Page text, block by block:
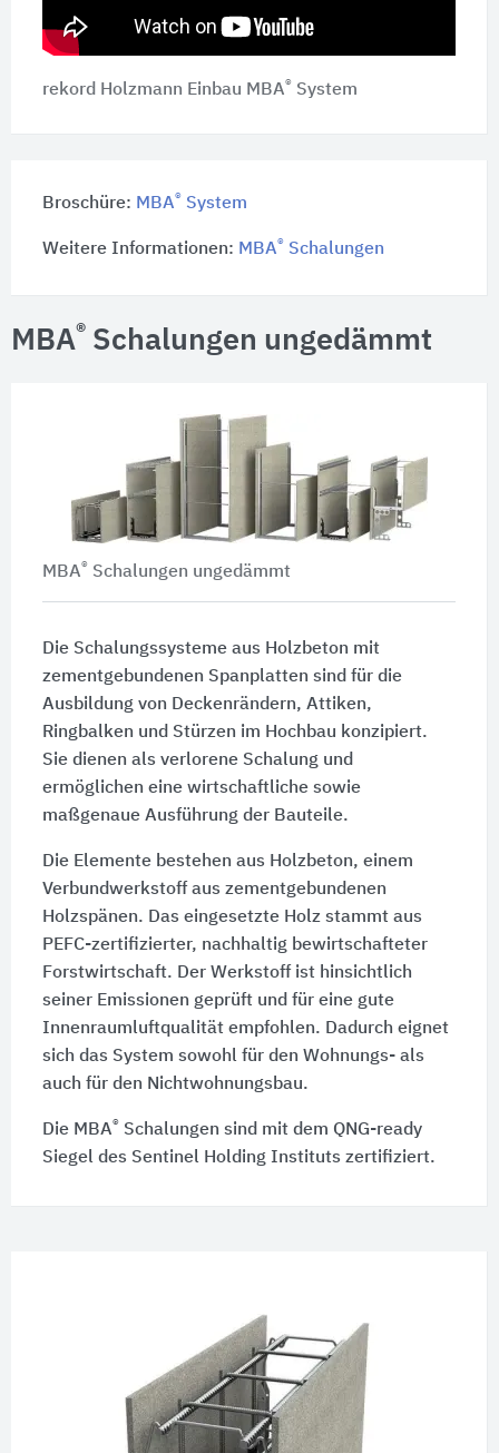
rekord Holzmann Einbau MBA® System
Broschüre: MBA® System
Weitere Informationen: MBA® Schalungen
MBA® Schalungen ungedämmt
MBA® Schalungen ungedämmt
Die Schalungssysteme aus Holzbeton mit
zementgebundenen Spanplatten sind für die
Ausbildung von Deckenrändern, Attiken,
Ringbalken und Stürzen im Hochbau konzipiert.
Sie dienen als verlorene Schalung und
ermöglichen eine wirtschaftliche sowie
maßgenaue Ausführung der Bauteile.
Die Elemente bestehen aus Holzbeton, einem
Verbundwerkstoff aus zementgebundenen
Holzspänen. Das eingesetzte Holz stammt aus
PEFC-zertifizierter, nachhaltig bewirtschafteter
Forstwirtschaft. Der Werkstoff ist hinsichtlich
seiner Emissionen geprüft und für eine gute
Innenraumluftqualität empfohlen. Dadurch eignet
sich das System sowohl für den Wohnungs- als
auch für den Nichtwohnungsbau.
Die MBA® Schalungen sind mit dem QNG-ready
Siegel des Sentinel Holding Instituts zertifiziert.